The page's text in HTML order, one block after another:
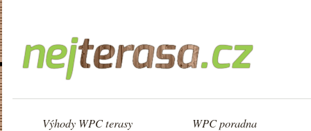
Výhody WPC terasy WPC poradna